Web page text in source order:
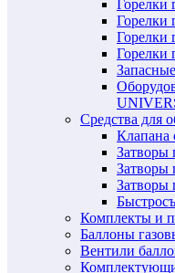
Горелки
Горелки
Горелки
Горелки
Средства для
Клапана
Затворы
Затворы
Затворы
Комплекты и
Баллоны
Вентили